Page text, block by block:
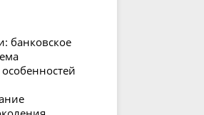
банковское